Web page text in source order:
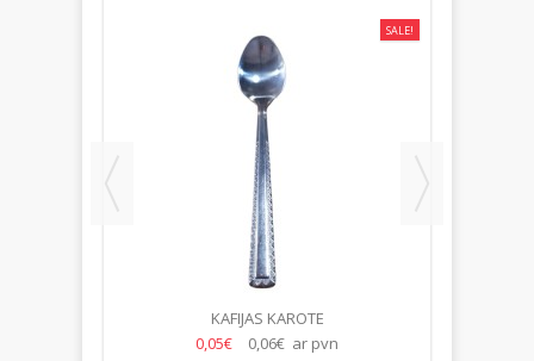
SALE!
KAFIJAS KAROTE
0,05€
0,06€ ar pvn